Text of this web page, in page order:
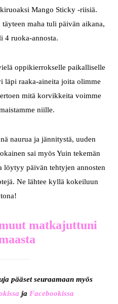
Mango Sticky -riisiä.
maha tuli päivän aikana,
4 ruoka-annosta.
oppikierrokselle paikalliselle
läpi raaka-aineita joita olimme
mitä korvikkeita voimme
niille.
naurua ja jännitystä, uuden
sai myös Yuin tekemän
löytyy päivän tehtyjen annosten
Ne lähtee kyllä kokeiluun
matkajuttuni
pääset seuraamaan myös
ja Facebookissa